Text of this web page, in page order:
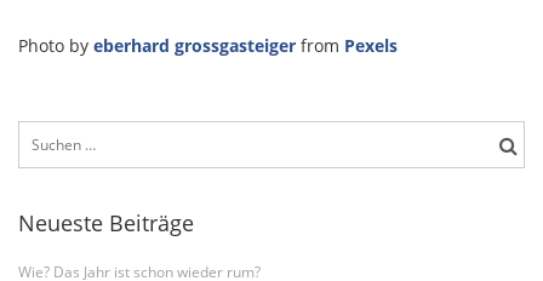
Photo by eberhard grossgasteiger from Pexels
Neueste Beiträge
Wie? Das Jahr ist schon wieder rum?